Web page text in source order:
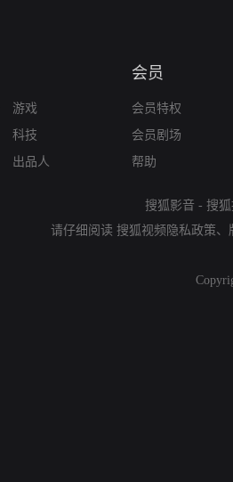
游戏
科技
出品人
会员
会员特权
会员剧场
帮助
搜狐影音 - 搜
请仔细阅读 搜狐视频隐私政策、